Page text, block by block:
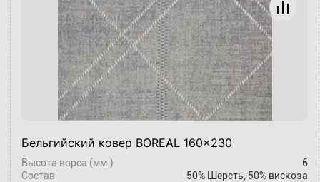
Бельгийский ковер BOREAL 160x230
Высота ворса (мм.)
6
Состав
50% Шерсть, 50% вискоза